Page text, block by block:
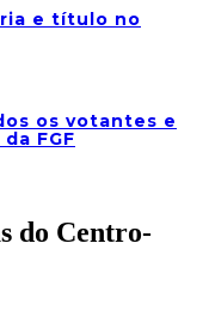
e título no
os votantes e
FGF
do Centro-